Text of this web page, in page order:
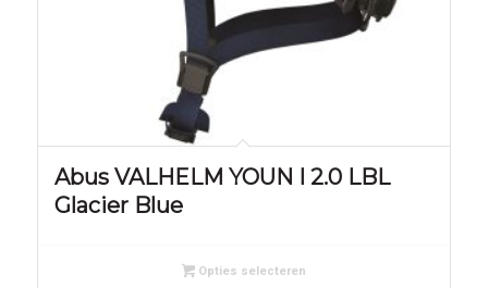
Abus VALHELM YOUN I 2.0 LBL
Glacier Blue
Opties selecteren